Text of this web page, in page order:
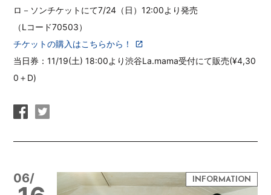
ロ－ソンチケットにて7/24（日）12:00より発売
（Lコード70503）
チケットの購入はこちらから！
当日券：11/19(土) 18:00より渋谷La.mama受付にて販売(¥4,30
0＋D)
06/